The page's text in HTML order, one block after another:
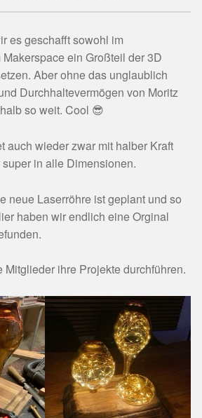
es geschafft sowohl im
ein Großteil der 3D
Aber ohne das unglaublich
Durchhaltevermögen von Moritz
so weit. Cool 😎
auch wieder zwar mit halber Kraft
in alle Dimensionen.
neue Laserröhre ist geplant und so
haben wir endlich eine Orginal
Mitglieder ihre Projekte durchführen.